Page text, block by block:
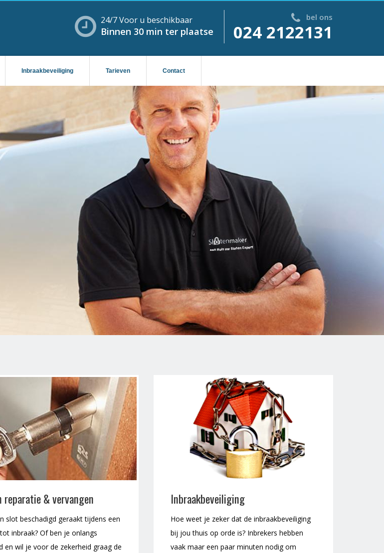
24/7 Voor u beschikbaar
Binnen 30 min ter plaatse
bel ons
024 2122131
Inbraakbeveiliging Tarieven Contact
reparatie & vervangen
slot beschadigd geraakt tijdens een
inbraak? Of ben je onlangs
en wil je voor de zekerheid graag de
Inbraakbeveiliging
Hoe weet je zeker dat de inbraakbeveiliging
bij jou thuis op orde is? Inbrekers hebben
vaak maar een paar minuten nodig om